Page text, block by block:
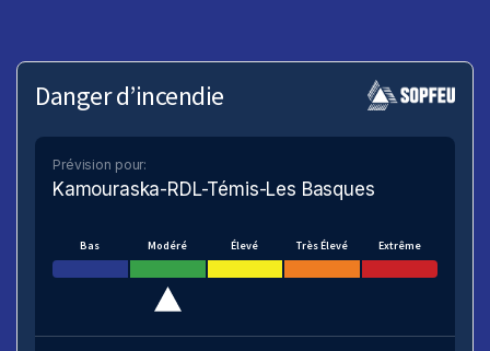
Danger d’incendie
Prévision pour:
Kamouraska-RDL-Témis-Les Basques
Bas Modéré Élevé Très Élevé Extrême